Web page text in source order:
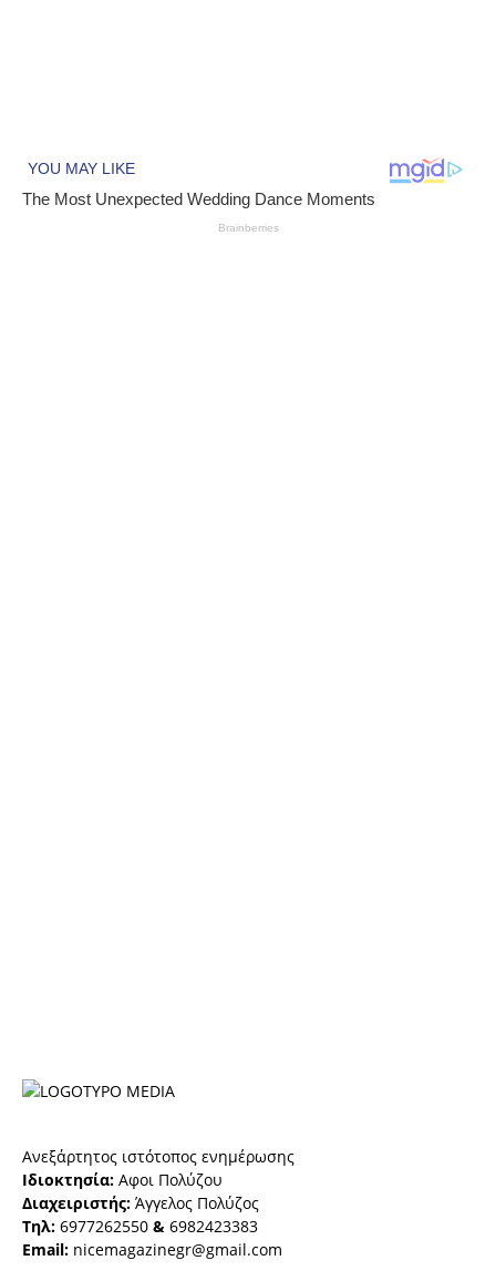
Ανεξάρτητος ιστότοπος ενημέρωσης
Ιδιοκτησία: Αφοι Πολύζου
Διαχειριστής: Άγγελος Πολύζος
Τηλ: 6977262550 & 6982423383
Email: nicemagazinegr@gmail.com